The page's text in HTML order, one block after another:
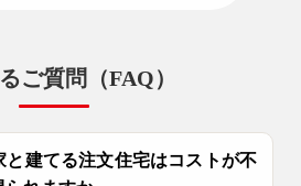
ご質問（FAQ）
と建てる注文住宅はコストが不